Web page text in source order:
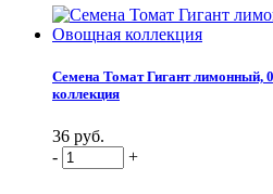
Семена Томат Гигант лимонный,
коллекция
36 руб.
-
+